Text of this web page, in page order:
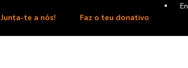
Junta-te a nós! Faz o teu donativo